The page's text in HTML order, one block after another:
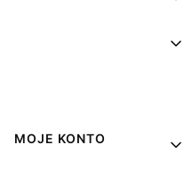
MOJE KONTO